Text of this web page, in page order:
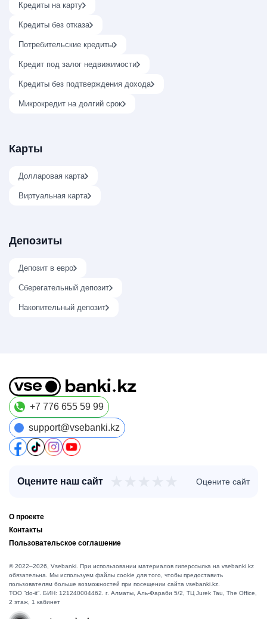
Кредиты на карту
Кредиты без отказа
Потребительские кредиты
Кредит под залог недвижимости
Кредиты без подтверждения дохода
Микрокредит на долгий срок
Карты
Долларовая карта
Виртуальная карта
Депозиты
Депозит в евро
Сберегательный депозит
Накопительный депозит
+7 776 655 59 99
support@vsebanki.kz
Оцените наш сайт Оцените сайт
О проекте
Контакты
Пользовательское соглашение
© 2022–2026, Vsebanki. При использовании материалов гиперссылка на vsebanki.kz
обязательна. Мы используем файлы cookie для того, чтобы предоставить
пользователям больше возможностей при посещении сайта vsebanki.kz.
TOO “do-it”. БИН: 121240004462. г. Алматы, ​Аль-Фараби 5/2, ТЦ Jurek Tau, The Office,
2 этаж, 1 кабинет